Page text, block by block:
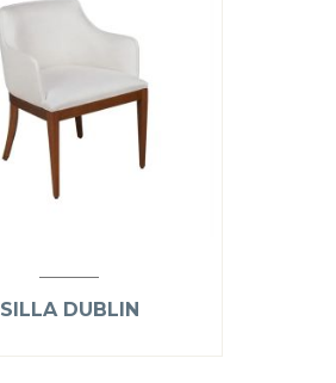
SILLA DUBLIN